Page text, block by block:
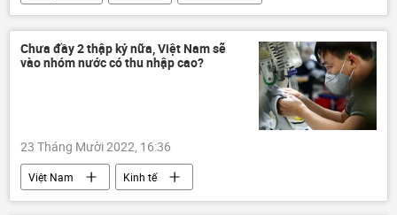
Liz Truss
xin từ chức
Boris Johnson
Kinh tế
Chưa đầy 2 thập kỷ nữa, Việt Nam sẽ
vào nhóm nước có thu nhập cao?
23 Tháng Mười 2022, 16:36
Việt Nam
Kinh tế
chiến lược phát triển kinh tế